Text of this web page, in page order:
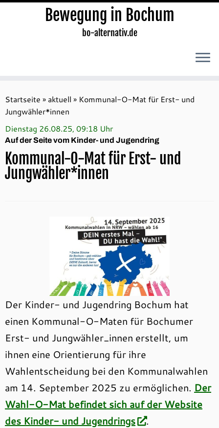
Inhalt
springen
Bewegung in Bochum
bo-alternativ.de
Startseite » aktuell » Kommunal-O-Mat für Erst- und
Jungwähler*innen
Dienstag 26.08.25, 09:18 Uhr
Auf der Seite vom Kinder- und Jugendring
Kommunal-O-Mat für Erst- und
Jungwähler*innen
Der Kinder- und Jugendring Bochum hat
einen Kommunal-O-Maten für Bochumer
Erst- und Jungwähler_innen erstellt, um
ihnen eine Orientierung für ihre
Wahlentscheidung bei den Kommunalwahlen
am 14. September 2025 zu ermöglichen. Der
Wahl-O-Mat befindet sich auf der Website
des Kinder- und Jugendrings
.